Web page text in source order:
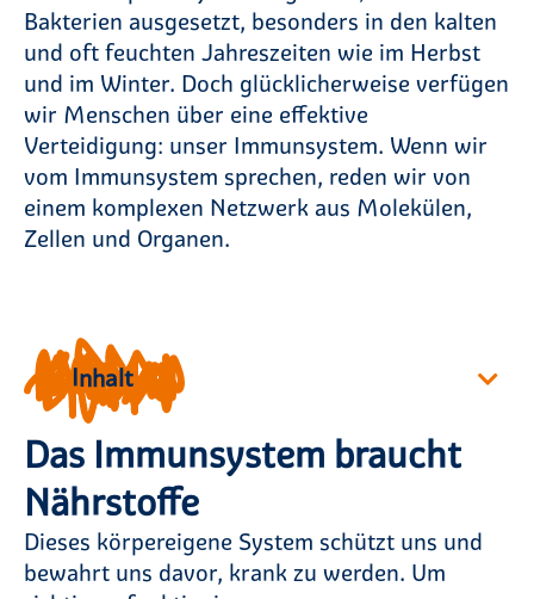
Bakterien ausgesetzt, besonders in den kalten
und oft feuchten Jahreszeiten wie im Herbst
und im Winter. Doch glücklicherweise verfügen
wir Menschen über eine effektive
Verteidigung: unser Immunsystem. Wenn wir
vom Immunsystem sprechen, reden wir von
einem komplexen Netzwerk aus Molekülen,
Zellen und Organen.
Inhalt
Das Immunsystem braucht
Nährstoffe
Dieses körpereigene System schützt uns und
bewahrt uns davor, krank zu werden. Um